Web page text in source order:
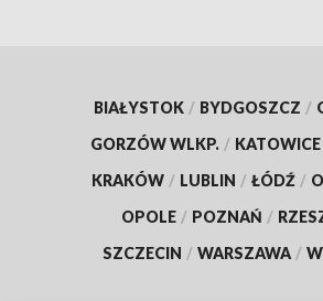
BIAŁYSTOK / BYDGOSZCZ /
GORZÓW WLKP. / KATOWICE
KRAKÓW / LUBLIN / ŁÓDŹ /
OPOLE / POZNAŃ /
SZCZECIN / WARSZAWA /